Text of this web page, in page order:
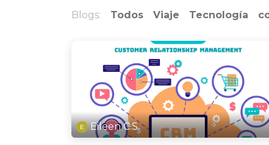
Blogs: Todos Viaje Tecnología
Eileen C.S.